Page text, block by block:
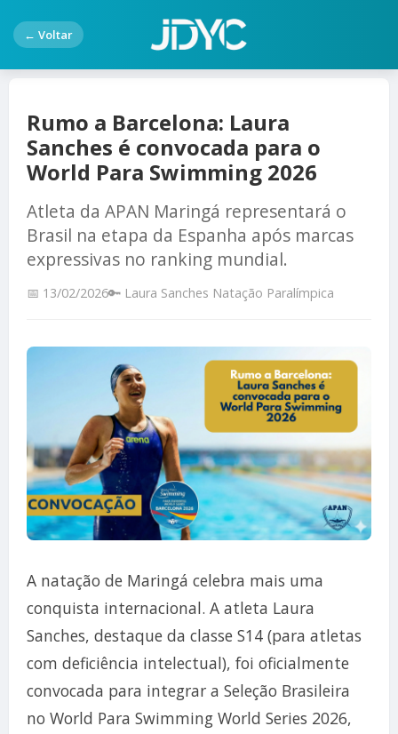
← Voltar
Rumo a Barcelona: Laura
Sanches é convocada para o
World Para Swimming 2026
Atleta da APAN Maringá representará o
Brasil na etapa da Espanha após marcas
expressivas no ranking mundial.
📅 13/02/2026🔑 Laura Sanches Natação Paralímpica
A natação de Maringá celebra mais uma
conquista internacional. A atleta Laura
Sanches, destaque da classe S14 (para atletas
com deficiência intelectual), foi oficialmente
convocada para integrar a Seleção Brasileira
no World Para Swimming World Series 2026,